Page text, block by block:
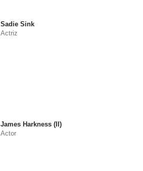
Sadie Sink
Actriz
James Harkness (II)
Actor